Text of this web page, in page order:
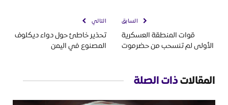
السابق
قوات المنطقة العسكرية
الأولى لم تنسحب من حضرموت
التالي
تحذير خاطئ حول دواء ديكلوف
المصنوع في اليمن
المقالاتذات الصلة